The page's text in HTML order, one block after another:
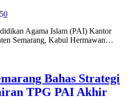
0
Agama Islam (PAI) Kantor
Semarang, Kabul Hermawan…
Bahas Strategi
TPG PAI Akhir